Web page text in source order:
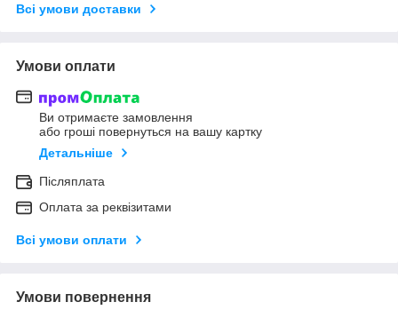
Всі умови доставки
Умови оплати
Ви отримаєте замовлення
або гроші повернуться на вашу картку
Детальніше
Післяплата
Оплата за реквізитами
Всі умови оплати
Умови повернення